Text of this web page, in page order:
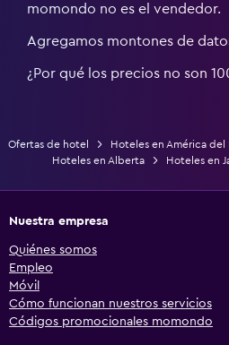
momondo no es el vendedor.
Agregamos montones de
¿Por qué los precios no son
Ofertas de hotel Hoteles en América del
Hoteles en Alberta
Hoteles en
Nuestra empresa
Quiénes somos
Empleo
Móvil
Cómo funcionan nuestros servicios
Códigos promocionales momondo